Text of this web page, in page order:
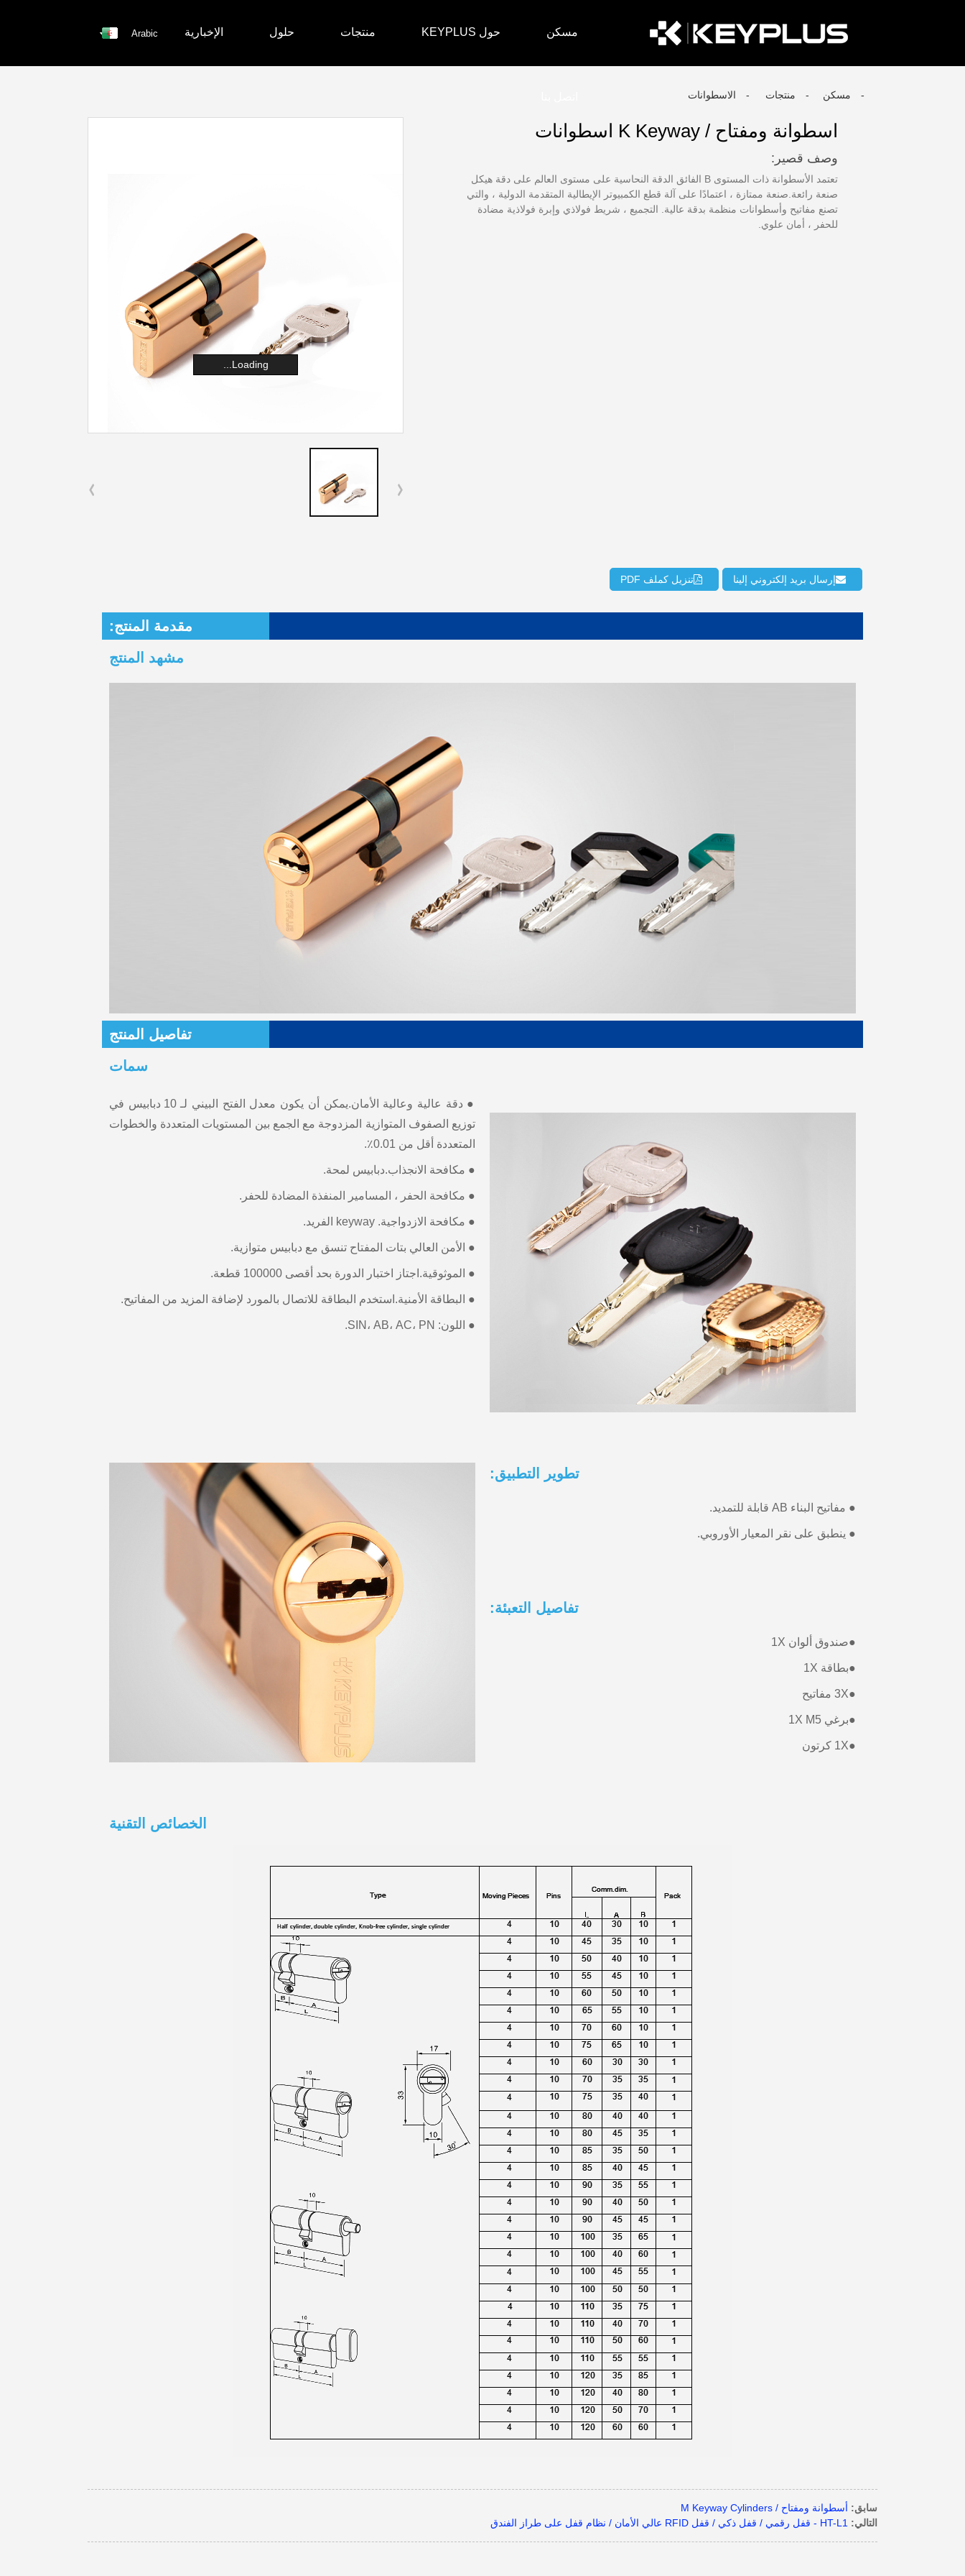
مسكن حول KEYPLUS منتجات حلول الإخبارية Arabic
مسكن منتجات الاسطوانات
Loading...
اسطوانة ومفتاح / K Keyway اسطوانات
وصف قصير:
تعتمد الأسطوانة ذات المستوى B الفائق الدقة النحاسية على مستوى العالم على دقة هيكل
صنعة رائعة.صنعة ممتازة ، اعتمادًا على آلة قطع الكمبيوتر الإيطالية المتقدمة الدولية ، والتي
تصنع مفاتيح وأسطوانات منظمة بدقة عالية. التجميع ، شريط فولاذي وإبرة فولاذية مضادة
للحفر ، أمان علوي.
إرسال بريد إلكتروني إلينا تنزيل كملف PDF
مقدمة المنتج:
مشهد المنتج
تفاصيل المنتج
سمات
● دقة عالية وعالية الأمان.يمكن أن يكون معدل الفتح البيني لـ 10 دبابيس في
توزيع الصفوف المتوازية المزدوجة مع الجمع بين المستويات المتعددة والخطوات
المتعددة أقل من 0.01٪.
● مكافحة الانجذاب.دبابيس لمحة.
● مكافحة الحفر ، المسامير المنفذة المضادة للحفر.
● مكافحة الازدواجية. keyway الفريد.
● الأمن العالي بتات المفتاح تنسق مع دبابيس متوازية.
● الموثوقية.اجتاز اختبار الدورة بحد أقصى 100000 قطعة.
● البطاقة الأمنية.استخدم البطاقة للاتصال بالمورد لإضافة المزيد من المفاتيح.
● اللون: SIN، AB، AC، PN.
تطوير التطبيق:
● مفاتيح البناء AB قابلة للتمديد.
● ينطبق على نقر المعيار الأوروبي.
تفاصيل التعبئة:
●صندوق ألوان 1X
●بطاقة 1X
●3X مفاتيح
●برغي 1X M5
●1X كرتون
الخصائص التقنية
سابق: أسطوانة ومفتاح / M Keyway Cylinders
التالي: HT-L1 - قفل رقمي / قفل ذكي / قفل RFID عالي الأمان / نظام قفل على طراز الفندق